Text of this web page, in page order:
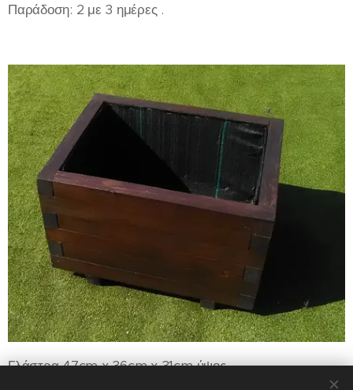
Παράδοση: 2 με 3 ημέρες .
Γλάστρα 47cm x 36cm x 31cm ύψος .